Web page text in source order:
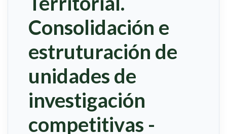
Consolidación e
estruturación de
unidades de
investigación
competitivas -